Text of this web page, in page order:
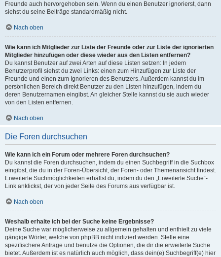
Freunde auch hervorgehoben sein. Wenn du einen Benutzer ignorierst, dann
siehst du seine Beiträge standardmäßig nicht.
Nach oben
Wie kann ich Mitglieder zur Liste der Freunde oder zur Liste der ignorierten
Mitglieder hinzufügen oder diese wieder aus den Listen entfernen?
Du kannst Benutzer auf zwei Arten auf diese Listen setzen: In jedem
Benutzerprofil siehst du zwei Links: einen zum Hinzufügen zur Liste der
Freunde und einen zum Ignorieren des Benutzers. Außerdem kannst du im
persönlichen Bereich direkt Benutzer zu den Listen hinzufügen, indem du
deren Benutzernamen eingibst. An gleicher Stelle kannst du sie auch wieder
von den Listen entfernen.
Nach oben
Die Foren durchsuchen
Wie kann ich ein Forum oder mehrere Foren durchsuchen?
Du kannst die Foren durchsuchen, indem du einen Suchbegriff in die Suchbox
eingibst, die du in der Foren-Übersicht, der Foren- oder Themenansicht findest.
Erweiterte Suchmöglichkeiten erhältst du, indem du den „Erweiterte Suche“-
Link anklickst, der von jeder Seite des Forums aus verfügbar ist.
Nach oben
Weshalb erhalte ich bei der Suche keine Ergebnisse?
Deine Suche war möglicherweise zu allgemein gehalten und enthielt zu viele
gängige Wörter, welche von phpBB nicht indiziert werden. Stelle eine
spezifischere Anfrage und benutze die Optionen, die dir die erweiterte Suche
bietet. Außerdem ist es natürlich auch möglich, dass dein(e) Suchbegriff(e) hier